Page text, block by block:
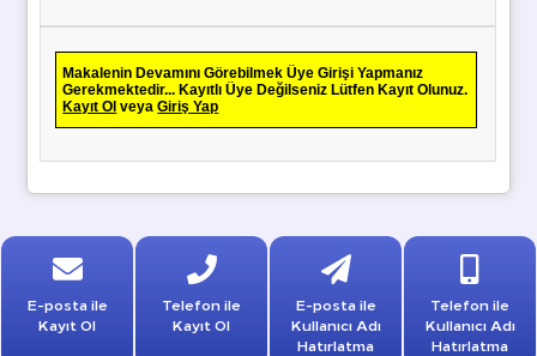
Makalenin Devamını Görebilmek Üye Girişi Yapmanız
Gerekmektedir... Kayıtlı Üye Değilseniz Lütfen Kayıt Olunuz.
Kayıt Ol veyaGiriş Yap
E-posta ile
Kayıt Ol
Telefon ile
Kayıt Ol
E-posta ile
Kullanıcı Adı
Hatırlatma
Telefon ile
Kullanıcı Adı
Hatırlatma